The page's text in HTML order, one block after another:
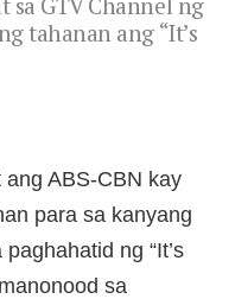
tahanan ang “It’s
ABS-CBN kay
para sa kanyang
ng “It’s
sa